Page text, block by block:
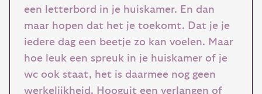
een letterbord in je huiskamer. En dan
maar hopen dat het je toekomt. Dat je je
iedere dag een beetje zo kan voelen. Maar
hoe leuk een spreuk in je huiskamer of je
wc ook staat, het is daarmee nog geen
werkelijkheid. Hooguit een verlangen of